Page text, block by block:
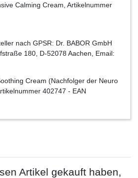
Calming Cream, Artikelnummer
nach GPSR: Dr. BABOR GmbH
180, D-52078 Aachen, Email:
Cream (Nachfolger der Neuro
402747 - EAN
Artikel gekauft haben,